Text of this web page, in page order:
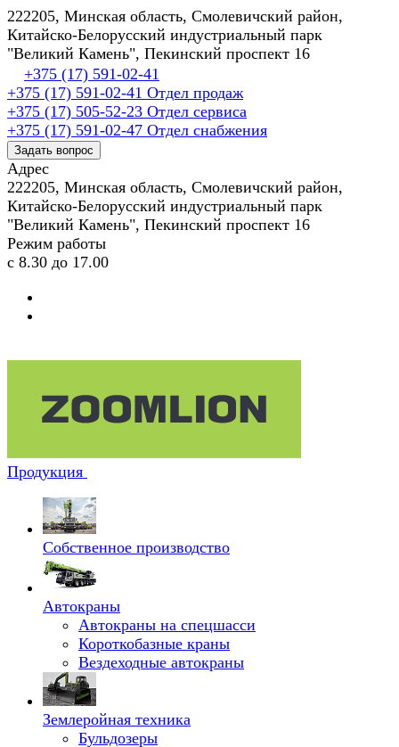
222205, Минская область, Смолевичский район,
Китайско-Белорусский индустриальный парк
"Великий Камень", Пекинский проспект 16
+375 (17) 591-02-41
+375 (17) 591-02-41 Отдел продаж
+375 (17) 505-52-23 Отдел сервиса
+375 (17) 591-02-47 Отдел снабжения
Задать вопрос
Адрес
222205, Минская область, Смолевичский район,
Китайско-Белорусский индустриальный парк
"Великий Камень", Пекинский проспект 16
Режим работы
с 8.30 до 17.00
Продукция
Собственное производство
Автокраны
Автокраны на спецшасси
Короткобазные краны
Вездеходные автокраны
Землеройная техника
Бульдозеры